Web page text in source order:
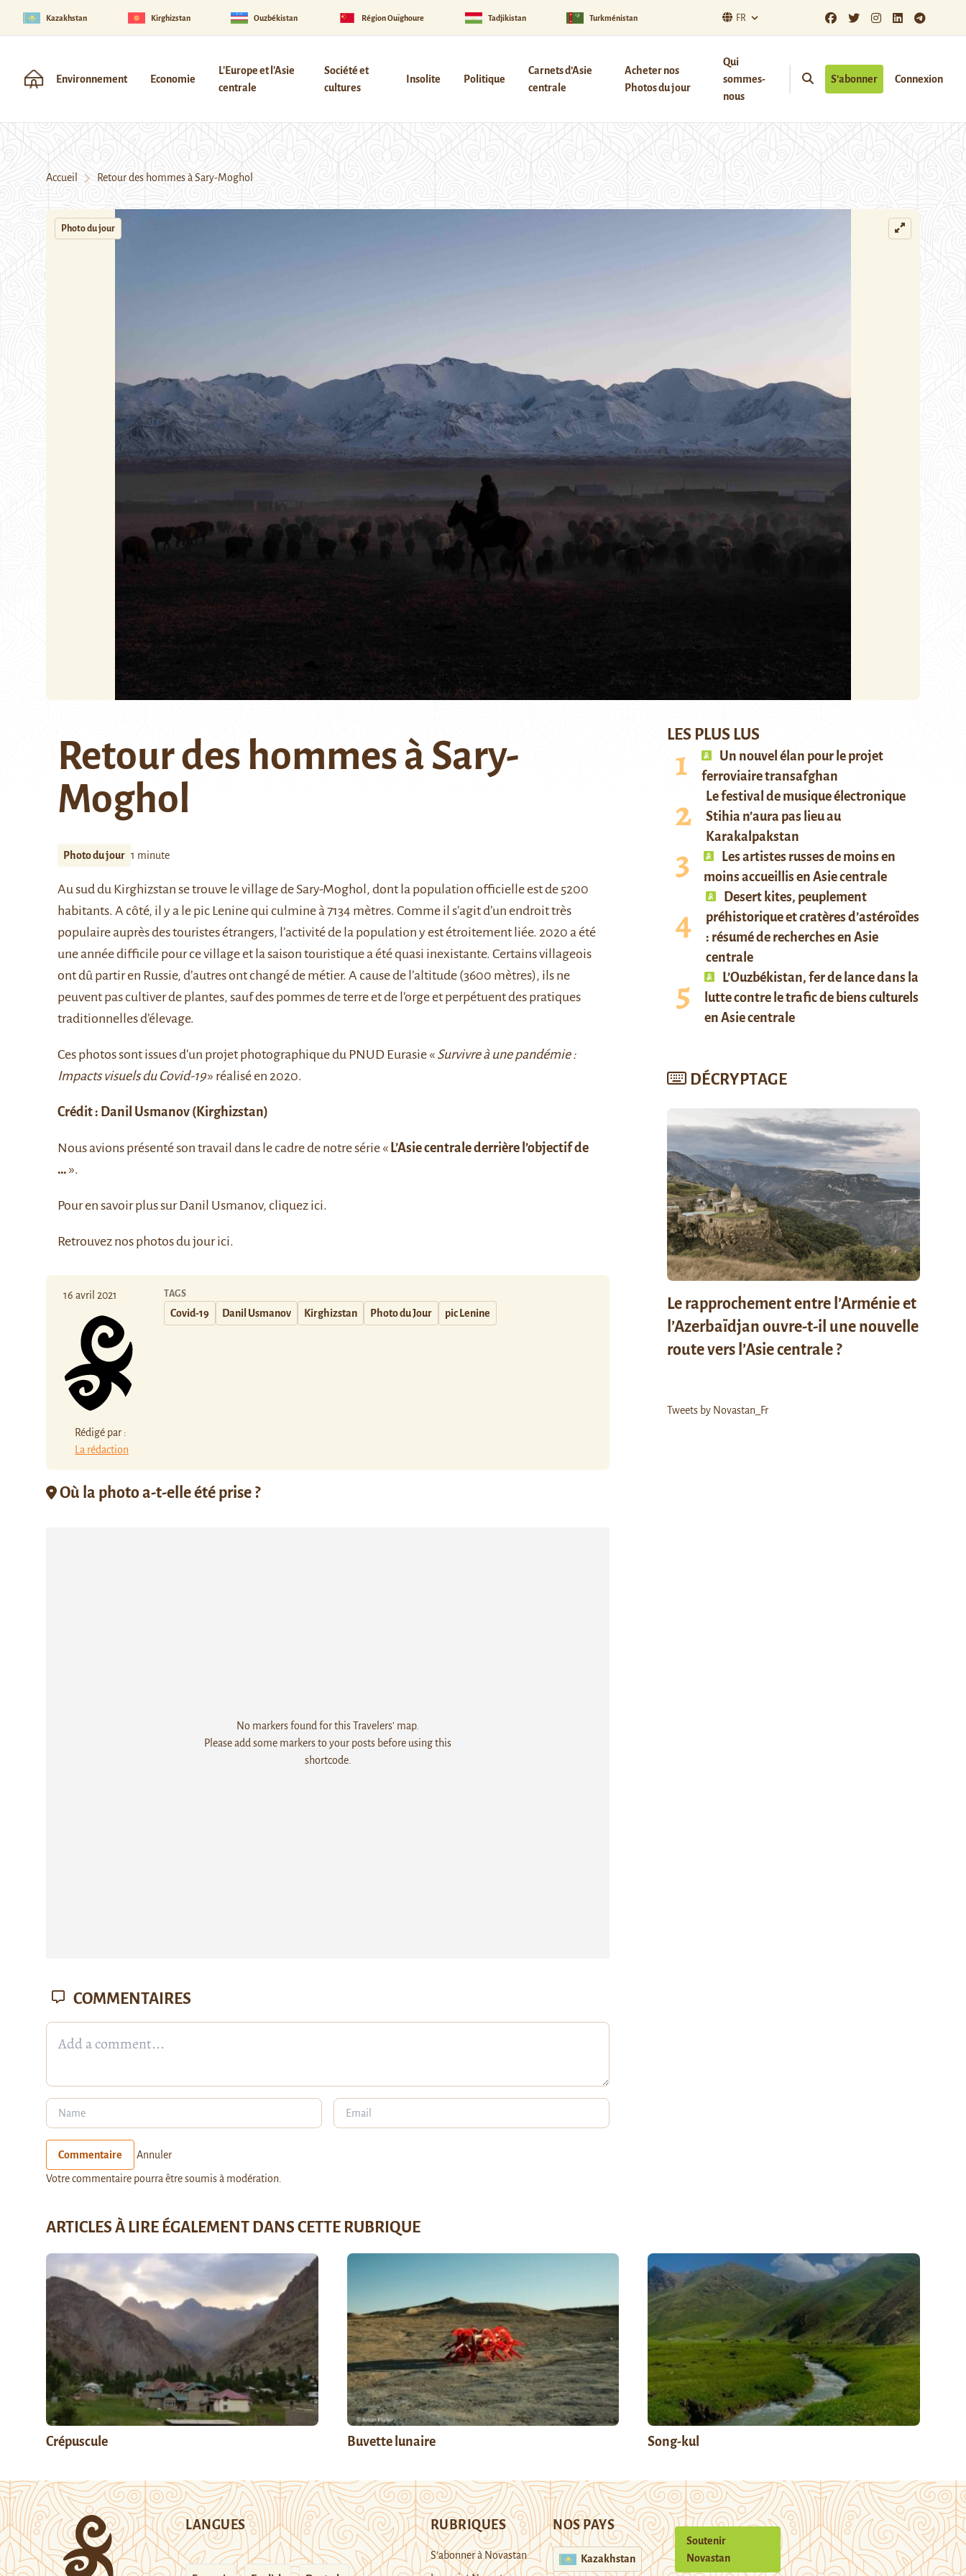
Kazakhstan Kirghizstan Ouzbékistan Région Ouïghoure Tadjikistan Turkménistan FR
Environnement Economie
L'Europe et l'Asie
centrale
Société et
cultures
Insolite Politique
Carnets d’Asie
centrale
Acheter nos
Photos du jour
Qui
sommes-
nous
S’abonner Connexion
Accueil Retour des hommes à Sary-Moghol
Photo du jour
Retour des hommes à Sary-
Moghol
Photo du jour 1 minute
Au sud du Kirghizstan se trouve le village de Sary-Moghol, dont la population officielle est de 5200
habitants. A côté, il y a le pic Leninequi culmine à 7134 mètres. Comme il s’agit d’un endroit très
populaire auprès des touristes étrangers, l’activité de la population y est étroitement liée. 2020 a été
une année difficile pour ce village et la saison touristique a été quasi inexistante. Certains villageois
ont dû partir en Russie, d’autres ont changé de métier. A cause de l’altitude (3600 mètres), ils ne
peuvent pas cultiver de plantes, sauf des pommes de terre et de l’orge et perpétuent des pratiques
traditionnelles d’élevage.
Ces photos sont issues d’un projet photographique du PNUD Eurasie « Survivre à une pandémie :
Impacts visuels du Covid-19» réalisé en 2020.
Crédit : Danil Usmanov (Kirghizstan)
Nous avions présenté son travail dans le cadre de notre série « L’Asie centrale derrière l’objectif de
… ».
Pour en savoir plus sur Danil Usmanov, cliquez ici.
Retrouvez nos photos du jourici.
16 avril 2021
Rédigé par :
La rédaction
TAGS
Covid-19 Danil Usmanov Kirghizstan Photo du Jour pic Lenine
Où la photo a-t-elle été prise ?
No markers found for this Travelers' map.
Please add some markers to your posts before using this
shortcode.
LES PLUS LUS
Un nouvel élan pour le projet
ferroviaire transafghan
Le festival de musique électronique
Stihia n’aura pas lieu au
Karakalpakstan
Les artistes russes de moins en
moins accueillis en Asie centrale
Desert kites, peuplement
préhistorique et cratères d’astéroïdes
: résumé de recherches en Asie
centrale
L’Ouzbékistan, fer de lance dans la
lutte contre le trafic de biens culturels
en Asie centrale
DÉCRYPTAGE
Le rapprochement entre l’Arménie et
l’Azerbaïdjan ouvre-t-il une nouvelle
route vers l’Asie centrale ?
Tweets by Novastan_Fr
COMMENTAIRES
Commentaire Annuler
Votre commentaire pourra être soumis à modération.
ARTICLES À LIRE ÉGALEMENT DANS CETTE RUBRIQUE
Crépuscule Buvette lunaire Song-kul
LANGUES RUBRIQUES
S’abonner à Novastan
NOS PAYS
Kazakhstan
Soutenir
Novastan